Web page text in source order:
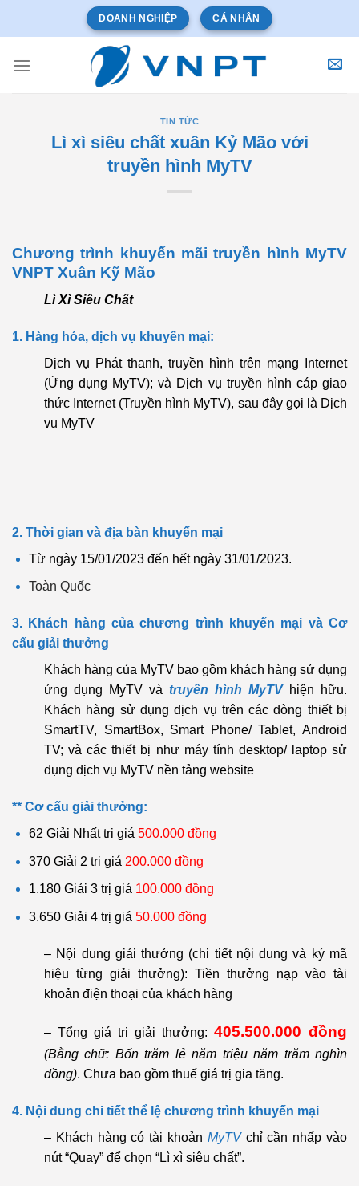
dung
DOANH NGHIỆP CÁ NHÂN
TIN TỨC
Lì xì siêu chất xuân Kỷ Mão với
truyền hình MyTV
Chương trình khuyến mãi truyền hình MyTV
VNPT Xuân Kỹ Mão
Lì Xì Siêu Chất
1. Hàng hóa, dịch vụ khuyến mại:
Dịch vụ Phát thanh, truyền hình trên mạng Internet
(Ứng dụng MyTV); và Dịch vụ truyền hình cáp giao
thức Internet (Truyền hình MyTV), sau đây gọi là Dịch
vụ MyTV
2. Thời gian và địa bàn khuyến mại
Từ ngày 15/01/2023 đến hết ngày 31/01/2023.
Toàn Quốc
3. Khách hàng của chương trình khuyến mại và Cơ
cấu giải thưởng
Khách hàng của MyTV bao gồm khách hàng sử dụng
ứng dụng MyTV và truyền hình MyTVhiện hữu.
Khách hàng sử dụng dịch vụ trên các dòng thiết bị
SmartTV, SmartBox, Smart Phone/ Tablet, Android
TV; và các thiết bị như máy tính desktop/ laptop sử
dụng dịch vụ MyTV nền tảng website
** Cơ cấu giải thưởng:
62 Giải Nhất trị giá 500.000 đồng
370 Giải 2 trị giá 200.000 đồng
1.180 Giải 3 trị giá 100.000 đồng
3.650 Giải 4 trị giá 50.000 đồng
– Nội dung giải thưởng (chi tiết nội dung và ký mã
hiệu từng giải thưởng): Tiền thưởng nạp vào tài
khoản điện thoại của khách hàng
– Tổng giá trị giải thưởng: 405.500.000 đồng
(Bằng chữ: Bốn trăm lẻ năm triệu năm trăm nghìn
đồng). Chưa bao gồm thuế giá trị gia tăng.
4. Nội dung chi tiết thể lệ chương trình khuyến mại
– Khách hàng có tài khoản MyTVchỉ cần nhấp vào
nút “Quay” để chọn “Lì xì siêu chất”.